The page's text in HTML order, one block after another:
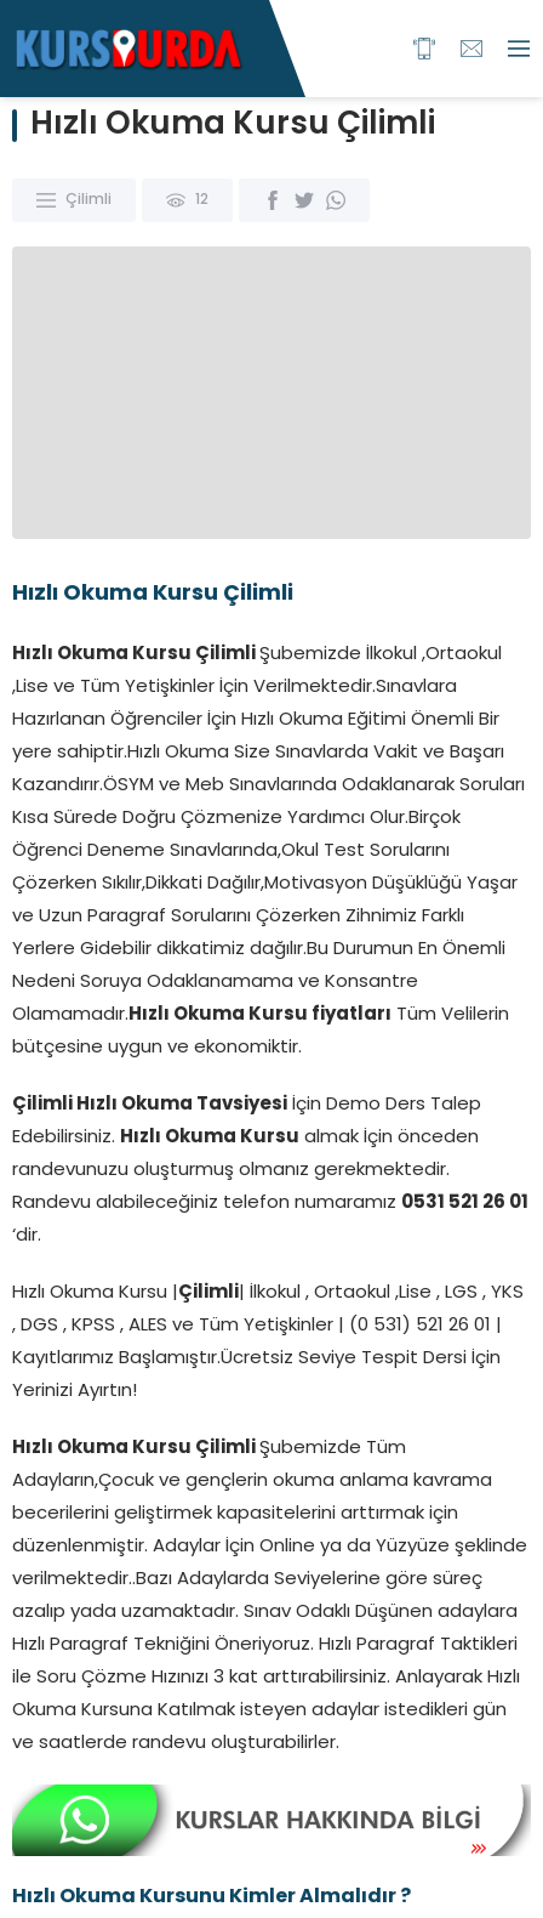
Hızlı Okuma Kursu Çilimli
Çilimli 12
Hızlı Okuma Kursu Çilimli
Hızlı Okuma Kursu Çilimli Şubemizde İlkokul ,Ortaokul
,Lise ve Tüm Yetişkinler İçin Verilmektedir.Sınavlara
Hazırlanan Öğrenciler İçin Hızlı Okuma Eğitimi Önemli Bir
yere sahiptir.Hızlı Okuma Size Sınavlarda Vakit ve Başarı
Kazandırır.ÖSYM ve Meb Sınavlarında Odaklanarak Soruları
Kısa Sürede Doğru Çözmenize Yardımcı Olur.Birçok
Öğrenci Deneme Sınavlarında,Okul Test Sorularını
Çözerken Sıkılır,Dikkati Dağılır,Motivasyon Düşüklüğü Yaşar
ve Uzun Paragraf Sorularını Çözerken Zihnimiz Farklı
Yerlere Gidebilir dikkatimiz dağılır.Bu Durumun En Önemli
Nedeni Soruya Odaklanamama ve Konsantre
Olamamadır. Hızlı Okuma Kursu fiyatları
Tüm Velilerin
bütçesine uygun ve ekonomiktir.
Çilimli Hızlı Okuma Tavsiyesi
İçin Demo Ders Talep
Edebilirsiniz. Hızlı Okuma Kursu almak İçin önceden
randevunuzu oluşturmuş olmanız gerekmektedir.
Randevu alabileceğiniz telefon numaramız 0531 521 26 01
‘dir.
Hızlı Okuma Kursu | Çilimli
| İlkokul , Ortaokul ,Lise , LGS , YKS
, DGS , KPSS , ALES ve Tüm Yetişkinler | (0 531) 521 26 01 |
Kayıtlarımız Başlamıştır.Ücretsiz Seviye Tespit Dersi İçin
Yerinizi Ayırtın!
Hızlı Okuma Kursu Çilimli Şubemizde Tüm
Adayların,Çocuk ve gençlerin okuma anlama kavrama
becerilerini geliştirmek kapasitelerini arttırmak için
düzenlenmiştir. Adaylar İçin Online ya da Yüzyüze şeklinde
verilmektedir..Bazı Adaylarda Seviyelerine göre süreç
azalıp yada uzamaktadır. Sınav Odaklı Düşünen adaylara
Hızlı Paragraf Tekniğini Öneriyoruz. Hızlı Paragraf Taktikleri
ile Soru Çözme Hızınızı 3 kat arttırabilirsiniz. Anlayarak Hızlı
Okuma Kursuna Katılmak isteyen adaylar istedikleri gün
ve saatlerde randevu oluşturabilirler.
Hızlı Okuma Kursunu Kimler Almalıdır ?